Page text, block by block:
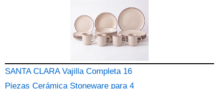
SANTA CLARA Vajilla Completa 16
Piezas Cerámica Stoneware para 4